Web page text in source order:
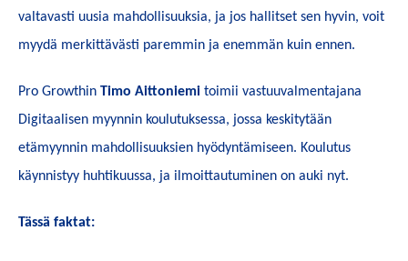
valtavasti uusia mahdollisuuksia, ja jos hallitset sen hyvin, voit
myydä merkittävästi paremmin ja enemmän kuin ennen.
Pro Growthin Timo Aittoniemi toimii vastuuvalmentajana
Digitaalisen myynnin koulutuksessa, jossa keskitytään
etämyynnin mahdollisuuksien hyödyntämiseen. Koulutus
käynnistyy huhtikuussa, ja ilmoittautuminen on auki nyt.
Tässä faktat: